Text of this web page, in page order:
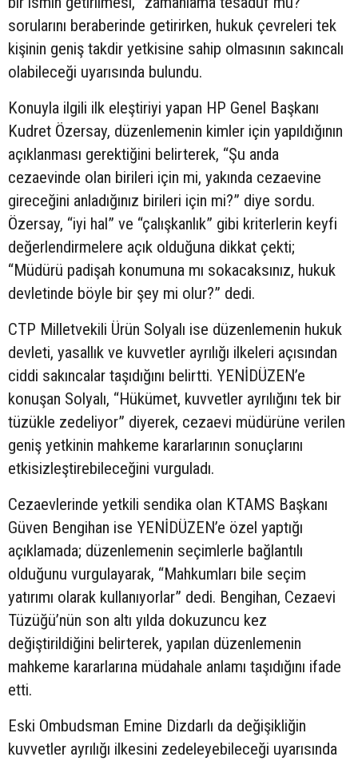
sorularını beraberinde getirirken, hukuk çevreleri tek
kişinin geniş takdir yetkisine sahip olmasının sakıncalı
olabileceği uyarısında bulundu.
Konuyla ilgili ilk eleştiriyi yapan HP Genel Başkanı
Kudret Özersay, düzenlemenin kimler için yapıldığının
açıklanması gerektiğini belirterek, “Şu anda
cezaevinde olan birileri için mi, yakında cezaevine
gireceğini anladığınız birileri için mi?” diye sordu.
Özersay, “iyi hal” ve “çalışkanlık” gibi kriterlerin keyfi
değerlendirmelere açık olduğuna dikkat çekti;
“Müdürü padişah konumuna mı sokacaksınız, hukuk
devletinde böyle bir şey mi olur?” dedi.
CTP Milletvekili Ürün Solyalı ise düzenlemenin hukuk
devleti, yasallık ve kuvvetler ayrılığı ilkeleri açısından
ciddi sakıncalar taşıdığını belirtti. YENİDÜZEN’e
konuşan Solyalı, “Hükümet, kuvvetler ayrılığını tek bir
tüzükle zedeliyor” diyerek, cezaevi müdürüne verilen
geniş yetkinin mahkeme kararlarının sonuçlarını
etkisizleştirebileceğini vurguladı.
Cezaevlerinde yetkili sendika olan KTAMS Başkanı
Güven Bengihan ise YENİDÜZEN’e özel yaptığı
açıklamada; düzenlemenin seçimlerle bağlantılı
olduğunu vurgulayarak, “Mahkumları bile seçim
yatırımı olarak kullanıyorlar” dedi. Bengihan, Cezaevi
Tüzüğü’nün son altı yılda dokuzuncu kez
değiştirildiğini belirterek, yapılan düzenlemenin
mahkeme kararlarına müdahale anlamı taşıdığını ifade
etti.
Eski Ombudsman Emine Dizdarlı da değişikliğin
kuvvetler ayrılığı ilkesini zedeleyebileceği uyarısında